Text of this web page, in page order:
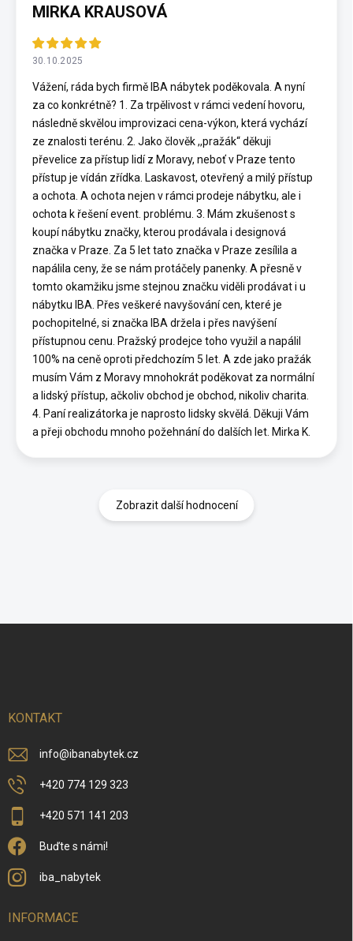
MIRKA KRAUSOVÁ
30.10.2025
Vážení, ráda bych firmě IBA nábytek poděkovala. A nyní
za co konkrétně? 1. Za trpělivost v rámci vedení hovoru,
následně skvělou improvizaci cena-výkon, která vychází
ze znalosti terénu. 2. Jako člověk ,,pražák“ děkuji
převelice za přístup lidí z Moravy, neboť v Praze tento
přístup je vídán zřídka. Laskavost, otevřený a milý přístup
a ochota. A ochota nejen v rámci prodeje nábytku, ale i
ochota k řešení event. problému. 3. Mám zkušenost s
koupí nábytku značky, kterou prodávala i designová
značka v Praze. Za 5 let tato značka v Praze zesílila a
napálila ceny, že se nám protáčely panenky. A přesně v
tomto okamžiku jsme stejnou značku viděli prodávat i u
nábytku IBA. Přes veškeré navyšování cen, které je
pochopitelné, si značka IBA držela i přes navýšení
přístupnou cenu. Pražský prodejce toho využil a napálil
100% na ceně oproti předchozím 5 let. A zde jako pražák
musím Vám z Moravy mnohokrát poděkovat za normální
a lidský přístup, ačkoliv obchod je obchod, nikoliv charita.
4. Paní realizátorka je naprosto lidsky skvělá. Děkuji Vám
a přeji obchodu mnoho požehnání do dalších let. Mirka K.
Zobrazit další hodnocení
KONTAKT
info@ibanabytek.cz
+420 774 129 323
+420 571 141 203
Buďte s námi!
iba_nabytek
INFORMACE